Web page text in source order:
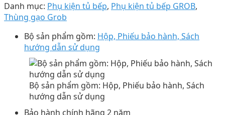
Danh mục: Phụ kiện tủ bếp, Phụ kiện tủ bếp GROB,
Thùng gạo Grob
Bộ sản phẩm gồm: Hộp, Phiếu bảo hành, Sách
hướng dẫn sử dụng
Bộ sản phẩm gồm: Hộp, Phiếu bảo hành, Sách
hướng dẫn sử dụng
Bảo hành chính hãng 2 năm